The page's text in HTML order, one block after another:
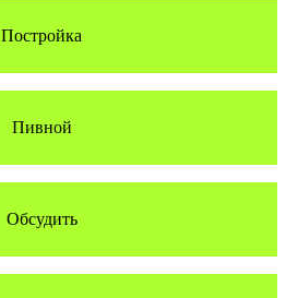
Постройка
Пивной
Обсудить